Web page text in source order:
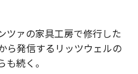
ツァの家具工房で修行した
ら発信するリッツウェルの
続く。